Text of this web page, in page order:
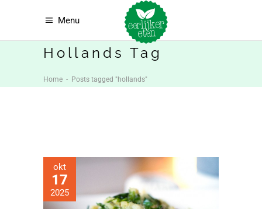
Menu
Hollands Tag
Home - Posts tagged "hollands"
okt
17
2025